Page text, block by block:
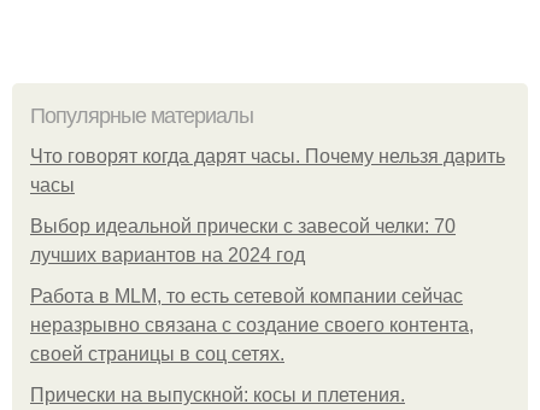
Популярные материалы
Что говорят когда дарят часы. Почему нельзя дарить
часы
Выбор идеальной прически с завесой челки: 70
лучших вариантов на 2024 год
Работа в MLM, то есть сетевой компании сейчас
неразрывно связана с создание своего контента,
своей страницы в соц сетях.
Прически на выпускной: косы и плетения.